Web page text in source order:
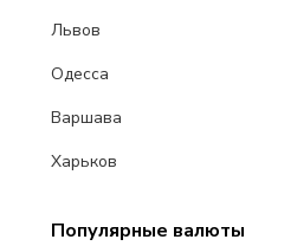
Львов
Одесса
Варшава
Харьков
Популярные валюты